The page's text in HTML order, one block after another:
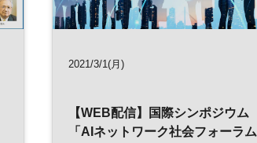
2021/3/1(月)
【WEB配信】国際シンポジウム
「AIネットワーク社会フォーラム